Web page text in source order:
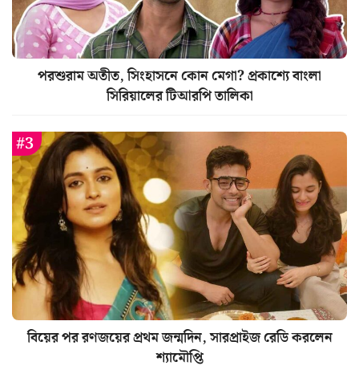
পরশুরাম অতীত, সিংহাসনে কোন মেগা? প্রকাশ্যে বাংলা
সিরিয়ালের টিআরপি তালিকা
বিয়ের পর রণজয়ের প্রথম জন্মদিন, সারপ্রাইজ রেডি করলেন
শ্যামৌপ্তি